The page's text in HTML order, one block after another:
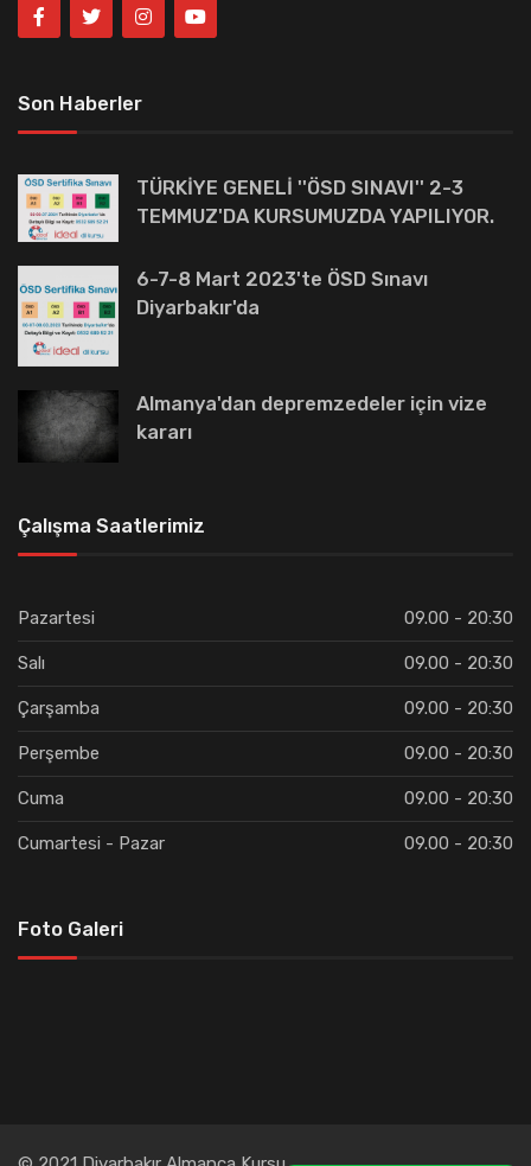
Son Haberler
TÜRKİYE GENELİ ''ÖSD SINAVI'' 2-3
TEMMUZ'DA KURSUMUZDA YAPILIYOR.
6-7-8 Mart 2023'te ÖSD Sınavı
Diyarbakır'da
Almanya'dan depremzedeler için vize
kararı
Çalışma Saatlerimiz
Pazartesi 09.00 - 20:30
Salı 09.00 - 20:30
Çarşamba 09.00 - 20:30
Perşembe 09.00 - 20:30
Cuma 09.00 - 20:30
Cumartesi - Pazar 09.00 - 20:30
Foto Galeri